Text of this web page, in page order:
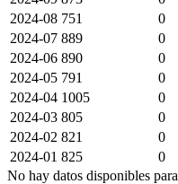
2024-08 751 0
2024-07 889 0
2024-06 890 0
2024-05 791 0
2024-04 1005 0
2024-03 805 0
2024-02 821 0
2024-01 825 0
No hay datos disponibles